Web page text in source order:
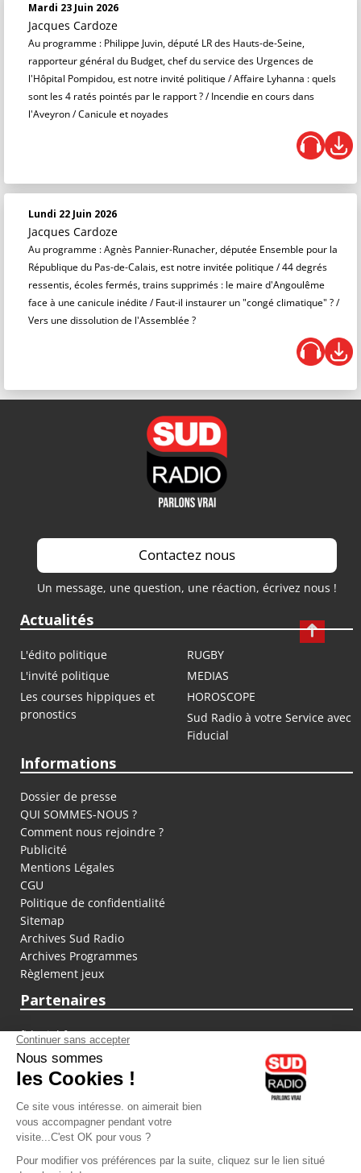
Mardi 23 Juin 2026
Jacques Cardoze
Au programme : Philippe Juvin, député LR des Hauts-de-Seine,
rapporteur général du Budget, chef du service des Urgences de
l'Hôpital Pompidou, est notre invité politique / Affaire Lyhanna : quels
sont les 4 ratés pointés par le rapport ? / Incendie en cours dans
l'Aveyron / Canicule et noyades
Lundi 22 Juin 2026
Jacques Cardoze
Au programme : Agnès Pannier-Runacher, députée Ensemble pour la
République du Pas-de-Calais, est notre invitée politique / 44 degrés
ressentis, écoles fermés, trains supprimés : le maire d'Angoulême
face à une canicule inédite / Faut-il instaurer un "congé climatique" ? /
Vers une dissolution de l'Assemblée ?
Contactez nous
Un message, une question, une réaction, écrivez nous !
Actualités
L'édito politique
RUGBY
L'invité politique
MEDIAS
Les courses hippiques et
pronostics
HOROSCOPE
Sud Radio à votre Service avec
Fiducial
Informations
Dossier de presse
QUI SOMMES-NOUS ?
Comment nous rejoindre ?
Publicité
Mentions Légales
CGU
Politique de confidentialité
Sitemap
Archives Sud Radio
Archives Programmes
Règlement jeux
Partenaires
fiducial.fr
lyoncapitale.fr
olympique-et-lyonnais.com
L'application Iphone / Android
Téléchargez l'application